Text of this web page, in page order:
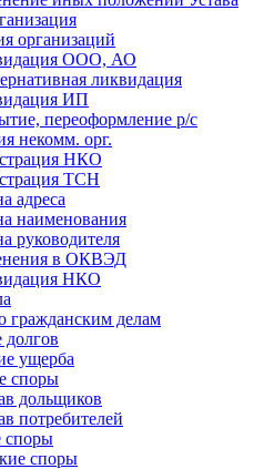
организаций
ООО, АО
ликвидация
ИП
переоформление р/с
некомм. орг.
НКО
ТСН
адреса
наименования
руководителя
в ОКВЭД
НКО
гражданским делам
долгов
ущерба
споры
дольщиков
потребителей
споры
споры